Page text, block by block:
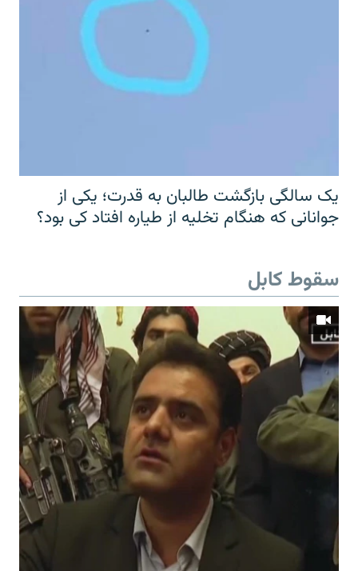
یک سالگی بازگشت طالبان به قدرت؛ یکی از
جوانانی که هنگام تخلیه از طیاره افتاد کی بود؟
سقوط کابل